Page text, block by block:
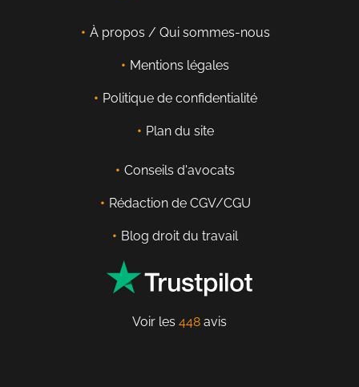
À propos / Qui sommes-nous
Mentions légales
Politique de confidentialité
Plan du site
Conseils d'avocats
Rédaction de CGV/CGU
Blog droit du travail
Voir les 448 avis